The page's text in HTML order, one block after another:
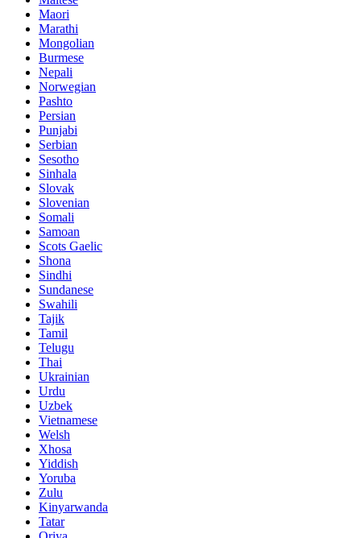
Maori
Marathi
Mongolian
Burmese
Nepali
Norwegian
Pashto
Persian
Punjabi
Serbian
Sesotho
Sinhala
Slovak
Slovenian
Somali
Samoan
Scots Gaelic
Shona
Sindhi
Sundanese
Swahili
Tajik
Tamil
Telugu
Thai
Ukrainian
Urdu
Uzbek
Vietnamese
Welsh
Xhosa
Yiddish
Yoruba
Zulu
Kinyarwanda
Tatar